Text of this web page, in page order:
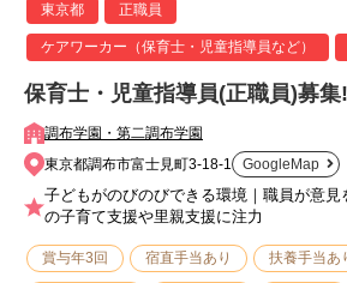
東京都 正職員
ケアワーカー（保育士・児童指導員など）
保育士・児童指導員(正職員)募集
調布学園・第二調布学園
東京都調布市富士見町3-18-1
GoogleMap
子どもがのびのびできる環境｜職員が意
の子育て支援や里親支援に注力
賞与年3回 宿直手当あり 扶養手当あ